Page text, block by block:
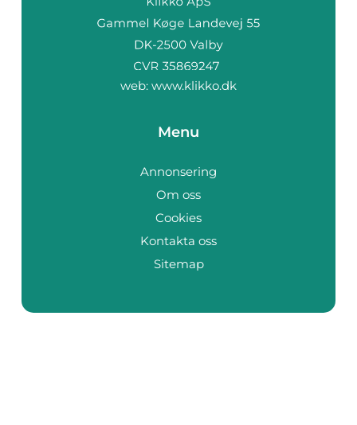
web: www.klikko.dk
Menu
Annonsering
Om oss
Cookies
Kontakta oss
Sitemap